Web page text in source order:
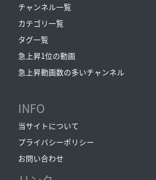
チャンネル一覧
カテゴリ一覧
タグ一覧
急上昇1位の動画
急上昇動画数の多いチャンネル
INFO
当サイトについて
プライバシーポリシー
お問い合わせ